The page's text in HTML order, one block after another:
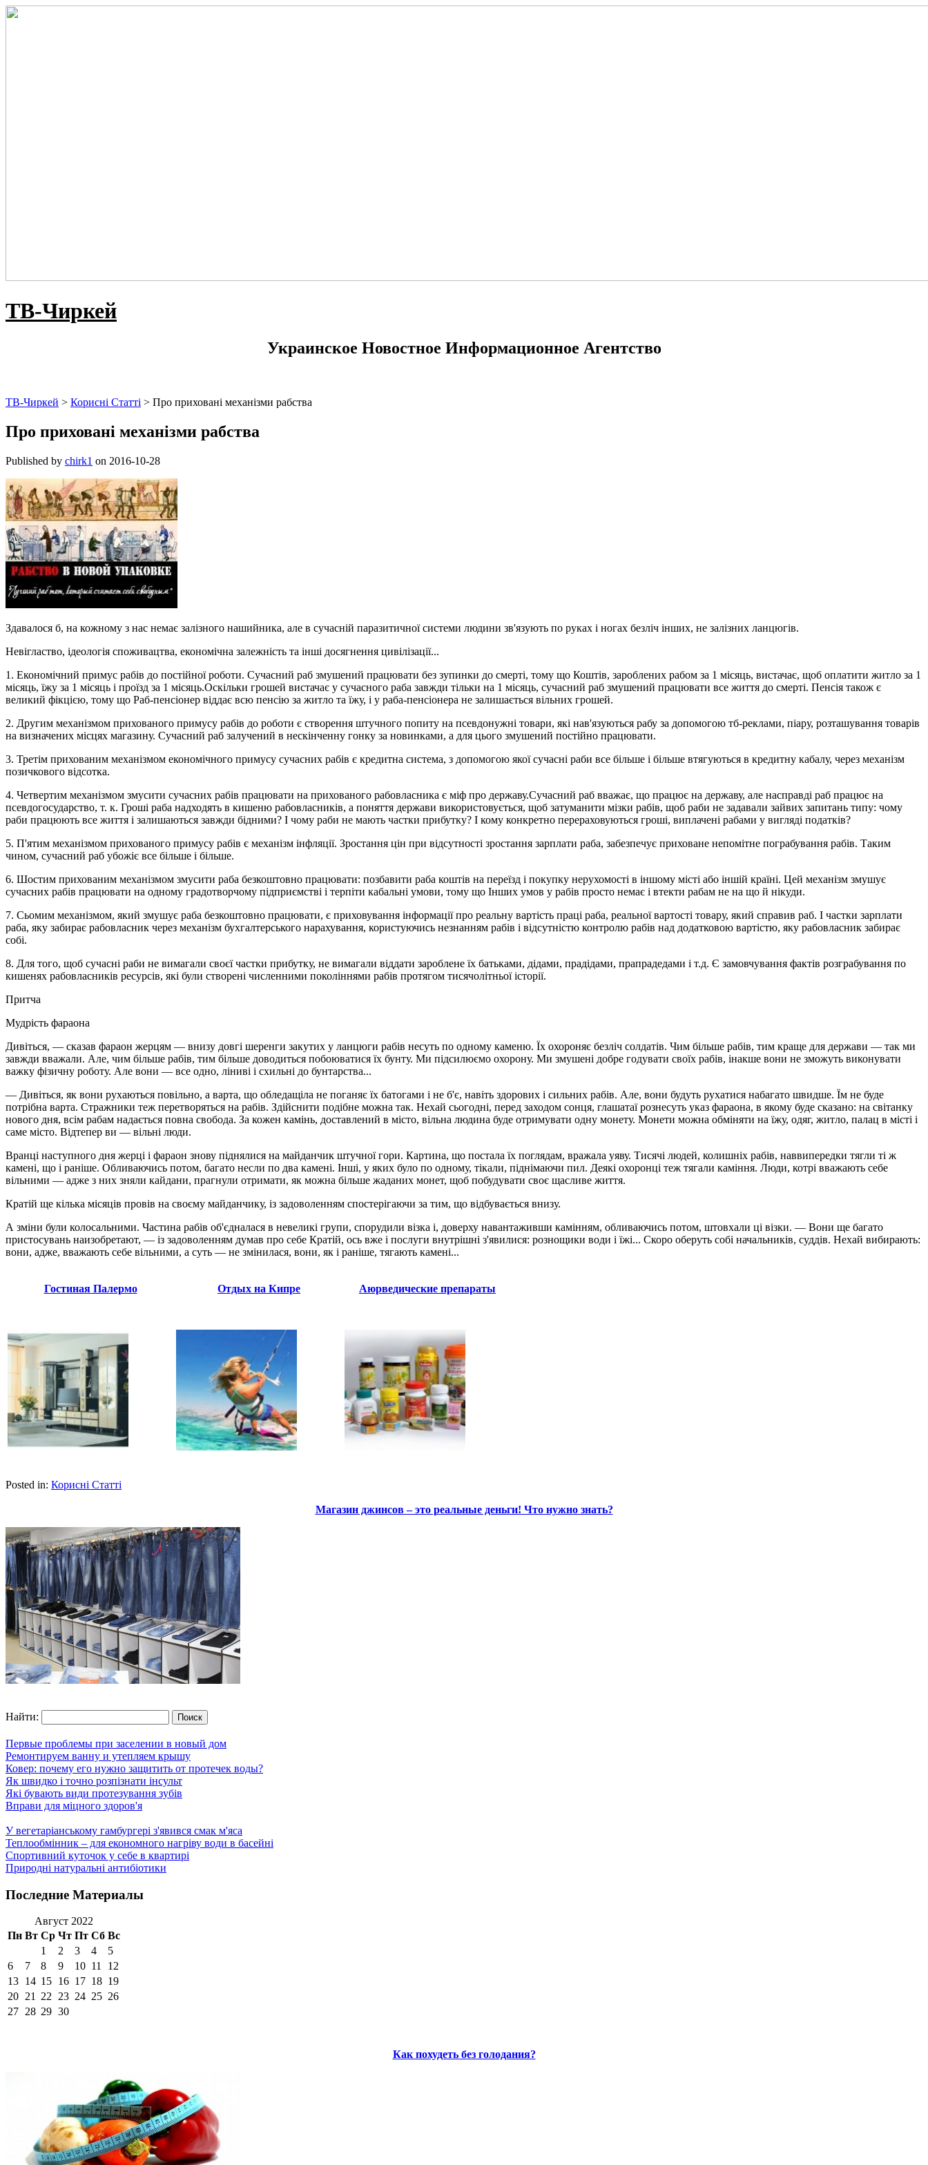
ТВ-Чиркей
Украинское Новостное Информационное Агентство
ТВ-Чиркей > Корисні Статті > Про приховані механізми рабства
Про приховані механізми рабства
Published by chirk1 on 2016-10-28
Здавалося б, на кожному з нас немає залізного нашийника, але в сучасній паразитичної системи людини зв'язують по руках і ногах безліч інших, не залізних ланцюгів.
Невігластво, ідеологія споживацтва, економічна залежність та інші досягнення цивілізації...
1. Економічний примус рабів до постійної роботи. Сучасний раб змушений працювати без зупинки до смерті, тому що Коштів, зароблених рабом за 1 місяць, вистачає, щоб оплатити житло за 1
місяць, їжу за 1 місяць і проїзд за 1 місяць.Оскільки грошей вистачає у сучасного раба завжди тільки на 1 місяць, сучасний раб змушений працювати все життя до смерті. Пенсія також є
великий фікцією, тому що Раб-пенсіонер віддає всю пенсію за житло та їжу, і у раба-пенсіонера не залишається вільних грошей.
2. Другим механізмом прихованого примусу рабів до роботи є створення штучного попиту на псевдонужні товари, які нав'язуються рабу за допомогою тб-реклами, піару, розташування товарів
на визначених місцях магазину. Сучасний раб залучений в нескінченну гонку за новинками, а для цього змушений постійно працювати.
3. Третім прихованим механізмом економічного примусу сучасних рабів є кредитна система, з допомогою якої сучасні раби все більше і більше втягуються в кредитну кабалу, через механізм
позичкового відсотка.
4. Четвертим механізмом змусити сучасних рабів працювати на прихованого рабовласника є міф про державу.Сучасний раб вважає, що працює на державу, але насправді раб працює на
псевдогосударство, т. к. Гроші раба надходять в кишеню рабовласників, а поняття держави використовується, щоб затуманити мізки рабів, щоб раби не задавали зайвих запитань типу: чому
раби працюють все життя і залишаються завжди бідними? І чому раби не мають частки прибутку? І кому конкретно перераховуються гроші, виплачені рабами у вигляді податків?
5. П'ятим механізмом прихованого примусу рабів є механізм інфляції. Зростання цін при відсутності зростання зарплати раба, забезпечує приховане непомітне пограбування рабів. Таким
чином, сучасний раб убожіє все більше і більше.
6. Шостим прихованим механізмом змусити раба безкоштовно працювати: позбавити раба коштів на переїзд і покупку нерухомості в іншому місті або іншій країні. Цей механізм змушує
сучасних рабів працювати на одному градотворчому підприємстві і терпіти кабальні умови, тому що Інших умов у рабів просто немає і втекти рабам не на що й нікуди.
7. Сьомим механізмом, який змушує раба безкоштовно працювати, є приховування інформації про реальну вартість праці раба, реальної вартості товару, який справив раб. І частки зарплати
раба, яку забирає рабовласник через механізм бухгалтерського нарахування, користуючись незнанням рабів і відсутністю контролю рабів над додатковою вартістю, яку рабовласник забирає
собі.
8. Для того, щоб сучасні раби не вимагали своєї частки прибутку, не вимагали віддати зароблене їх батьками, дідами, прадідами, прапрадедами і т.д. Є замовчування фактів розграбування по
кишенях рабовласників ресурсів, які були створені численними поколіннями рабів протягом тисячолітньої історії.
Притча
Мудрість фараона
Дивіться, — сказав фараон жерцям — внизу довгі шеренги закутих у ланцюги рабів несуть по одному каменю. Їх охороняє безліч солдатів. Чим більше рабів, тим краще для держави — так ми
завжди вважали. Але, чим більше рабів, тим більше доводиться побоюватися їх бунту. Ми підсилюємо охорону. Ми змушені добре годувати своїх рабів, інакше вони не зможуть виконувати
важку фізичну роботу. Але вони — все одно, ліниві і схильні до бунтарства...
— Дивіться, як вони рухаються повільно, а варта, що обледащіла не поганяє їх батогами і не б'є, навіть здорових і сильних рабів. Але, вони будуть рухатися набагато швидше. Їм не буде
потрібна варта. Стражники теж перетворяться на рабів. Здійснити подібне можна так. Нехай сьогодні, перед заходом сонця, глашатаї рознесуть указ фараона, в якому буде сказано: на світанку
нового дня, всім рабам надається повна свобода. За кожен камінь, доставлений в місто, вільна людина буде отримувати одну монету. Монети можна обміняти на їжу, одяг, житло, палац в місті і
саме місто. Відтепер ви — вільні люди.
Вранці наступного дня жерці і фараон знову піднялися на майданчик штучної гори. Картина, що постала їх поглядам, вражала уяву. Тисячі людей, колишніх рабів, наввипередки тягли ті ж
камені, що і раніше. Обливаючись потом, багато несли по два камені. Інші, у яких було по одному, тікали, піднімаючи пил. Деякі охоронці теж тягали каміння. Люди, котрі вважають себе
вільними — адже з них зняли кайдани, прагнули отримати, як можна більше жаданих монет, щоб побудувати своє щасливе життя.
Кратій ще кілька місяців провів на своєму майданчику, із задоволенням спостерігаючи за тим, що відбувається внизу.
А зміни були колосальними. Частина рабів об'єдналася в невеликі групи, спорудили візка і, доверху навантаживши камінням, обливаючись потом, штовхали ці візки. — Вони ще багато
пристосувань наизобретают, — із задоволенням думав про себе Кратій, ось вже і послуги внутрішні з'явилися: рознощики води і їжі... Скоро оберуть собі начальників, суддів. Нехай вибирають:
вони, адже, вважають себе вільними, а суть — не змінилася, вони, як і раніше, тягають камені...
Гостиная Палермо Отдых на Кипре Аюрведические препараты
Posted in: Корисні Статті
Магазин джинсов – это реальные деньги! Что нужно знать?
Найти:
Первые проблемы при заселении в новый дом
Ремонтируем ванну и утепляем крышу
Ковер: почему его нужно защитить от протечек воды?
Як швидко і точно розпізнати інсульт
Які бувають види протезування зубів
Вправи для міцного здоров'я
У вегетаріанському гамбургері з'явився смак м'яса
Теплообмінник – для економного нагріву води в басейні
Спортивний куточок у себе в квартирі
Природні натуральні антибіотики
Последние Материалы
Август 2022
Пн Вт Ср Чт Пт Сб Вс
1
2 3 4
5
6
7 8 9 10 11
12
13 14 15 16 17 18 19
20 21 22 23 24 25 26
27 28 29 30
Как похудеть без голодания?